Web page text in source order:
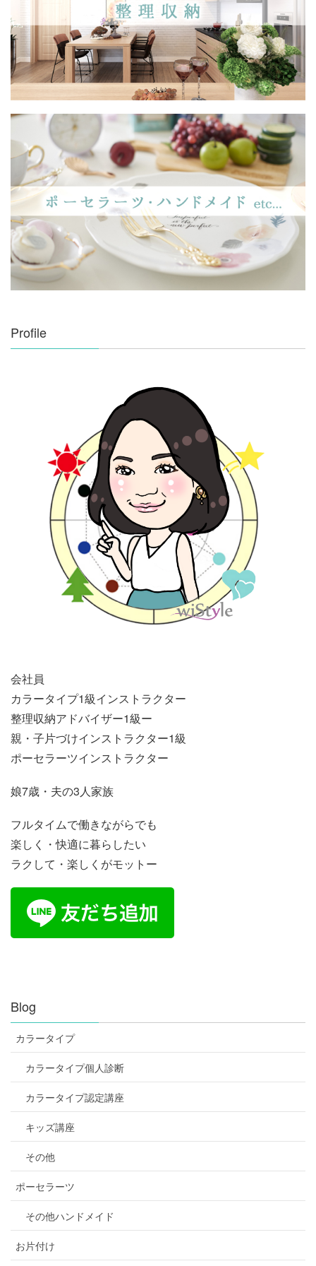
Profile
会社員
カラータイプ1級インストラクター
整理収納アドバイザー1級ー
親・子片づけインストラクター1級
ポーセラーツインストラクター
娘7歳・夫の3人家族
フルタイムで働きながらでも
楽しく・快適に暮らしたい
ラクして・楽しくがモットー
Blog
カラータイプ
カラータイプ個人診断
カラータイプ認定講座
キッズ講座
その他
ポーセラーツ
その他ハンドメイド
お片付け